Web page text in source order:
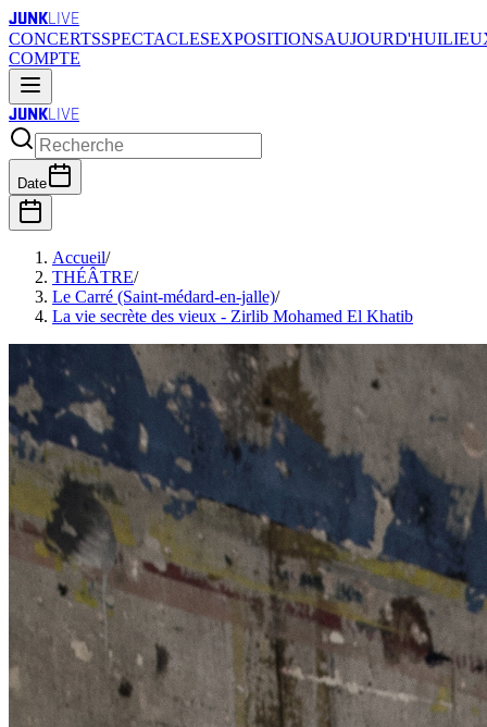
JUNKLIVE
CONCERTSSPECTACLESEXPOSITIONSAUJOURD'HUI
COMPTE
JUNKLIVE
Date
Accueil/
THÉÂTRE/
Le Carré (Saint-médard-en-jalle)/
La vie secrète des vieux - Zirlib Mohamed El Khatib